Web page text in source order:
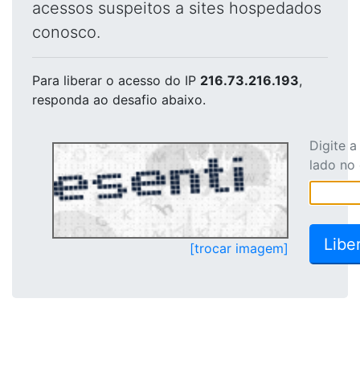
acessos suspeitos a sites hospedados
conosco.
Para liberar o acesso do IP 216.73.216.193,
responda ao desafio abaixo.
[trocar imagem]
Digite
lado no